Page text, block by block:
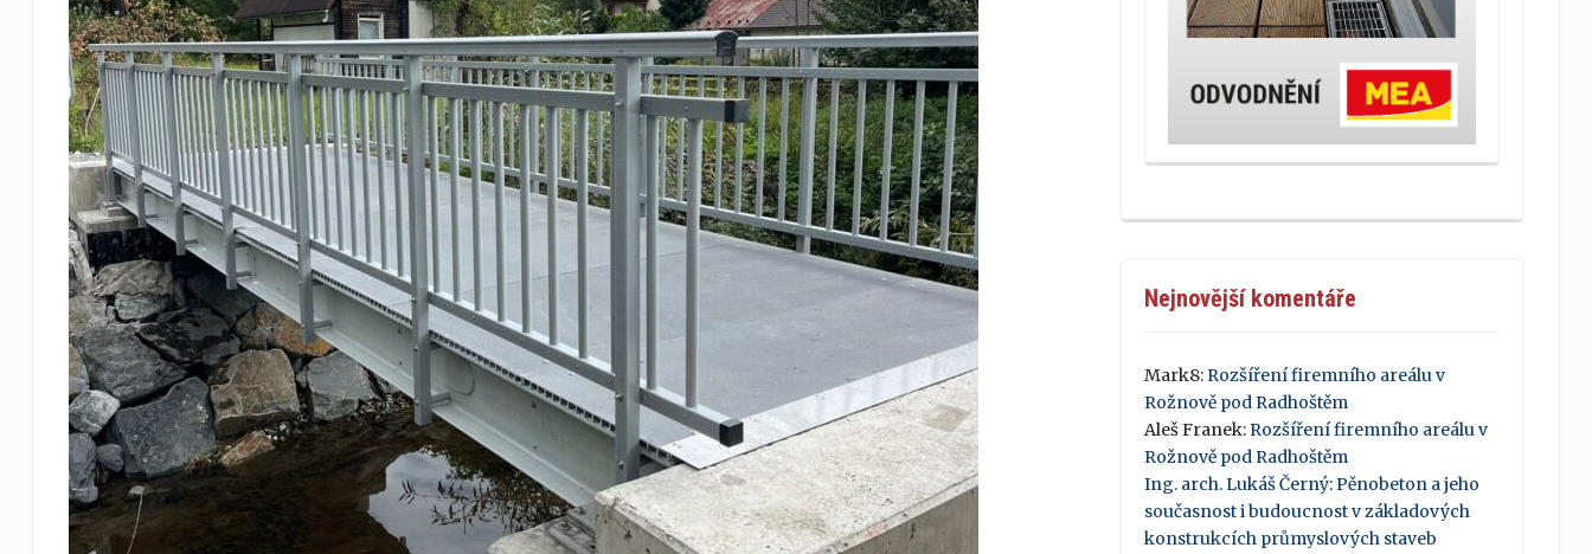
Nejnovější komentáře
Mark8:Rozšíření firemního areálu v
Rožnově pod Radhoštěm
Aleš Franek:Rozšíření firemního areálu v
Rožnově pod Radhoštěm
Ing. arch. Lukáš Černý:Pěnobeton a jeho
současnost i budoucnost v základových
konstrukcích průmyslových staveb